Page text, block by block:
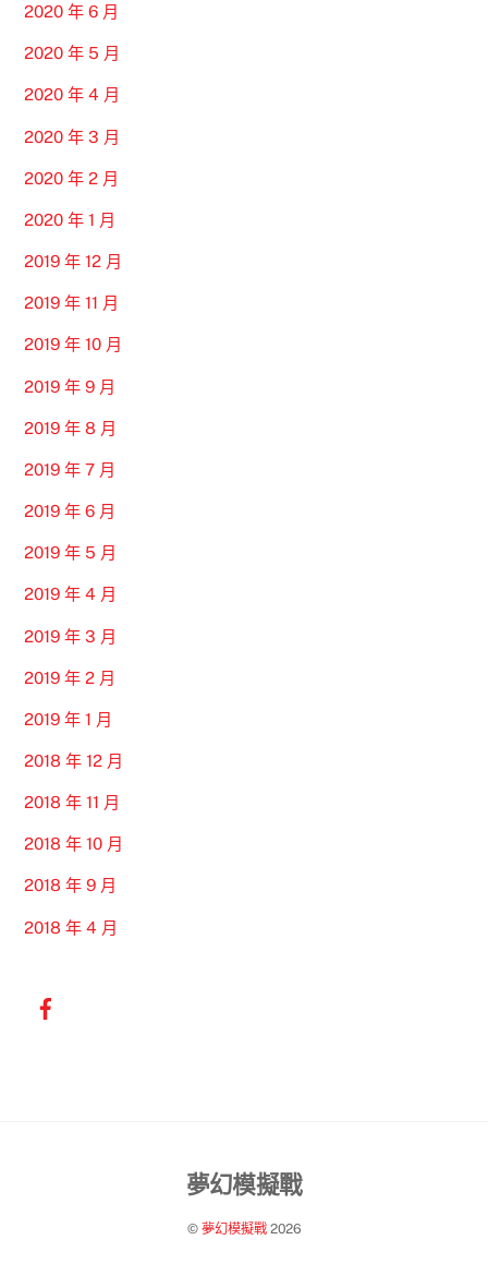
2020 年 6 月
2020 年 5 月
2020 年 4 月
2020 年 3 月
2020 年 2 月
2020 年 1 月
2019 年 12 月
2019 年 11 月
2019 年 10 月
2019 年 9 月
2019 年 8 月
2019 年 7 月
2019 年 6 月
2019 年 5 月
2019 年 4 月
2019 年 3 月
2019 年 2 月
2019 年 1 月
2018 年 12 月
2018 年 11 月
2018 年 10 月
2018 年 9 月
2018 年 4 月
Back
Top
夢幻模擬戰
© 夢幻模擬戰2026